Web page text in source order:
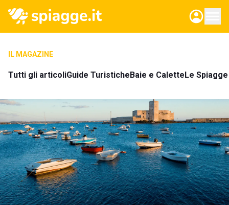
IL MAGAZINE
Tutti gli articoliGuide TuristicheBaie e CaletteLe